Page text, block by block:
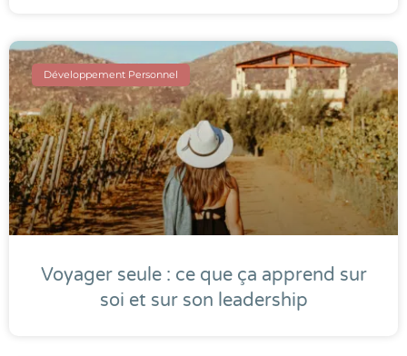
Développement Personnel
Voyager seule : ce que ça apprend sur
soi et sur son leadership